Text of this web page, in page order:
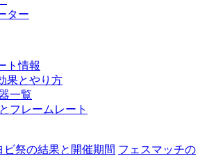
ター
ト情報
果とやり方
一覧
フレームレート
ビ祭の結果と開催期間 フェスマッチの